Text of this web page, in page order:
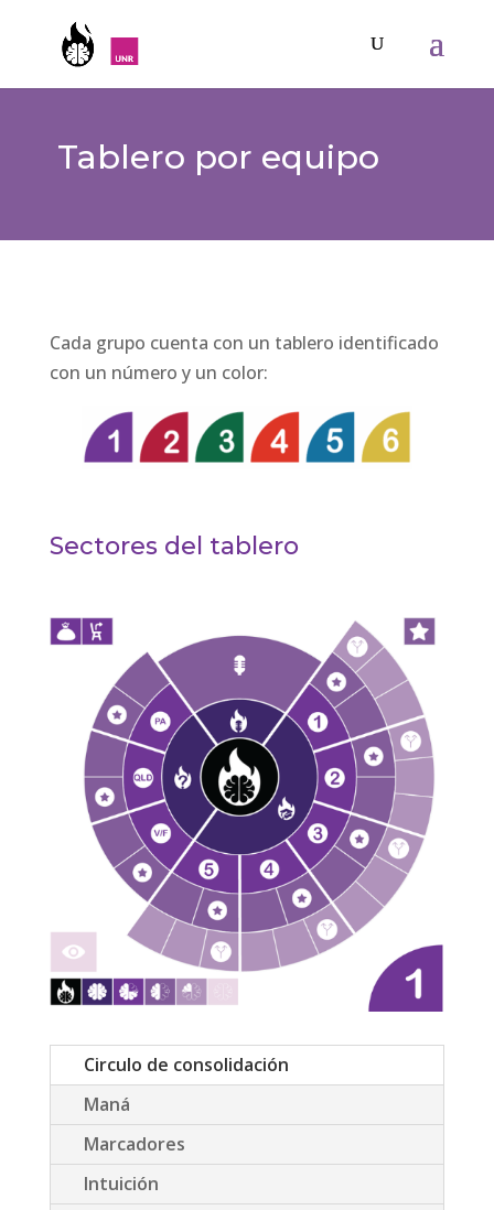
Tablero por equipo
Cada grupo cuenta con un tablero identificado
con un número y un color:
Sectores del tablero
Circulo de consolidación
Maná
Marcadores
Intuición